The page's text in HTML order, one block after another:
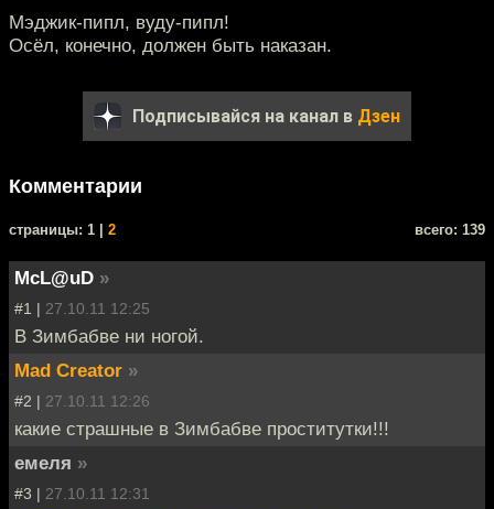
Мэджик-пипл, вуду-пипл!
Осёл, конечно, должен быть наказан.
Подписывайся на канал в Дзен
Комментарии
cтраницы: 1 | 2 всего: 139
McL@uD »
#1 | 27.10.11 12:25
В Зимбабве ни ногой.
Mad Creator »
#2 | 27.10.11 12:26
какие страшные в Зимбабве проститутки!!!
емеля »
#3 | 27.10.11 12:31